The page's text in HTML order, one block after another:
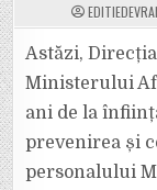
Astăzi,
Ministerului
ani de la
prevenirea și
personalului